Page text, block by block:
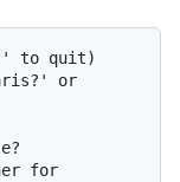
to quit)
for